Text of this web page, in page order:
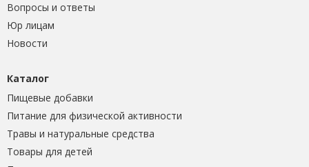
Вопросы и ответы
Юр лицам
Новости
Каталог
Пищевые добавки
Питание для физической активности
Травы и натуральные средства
Товары для детей